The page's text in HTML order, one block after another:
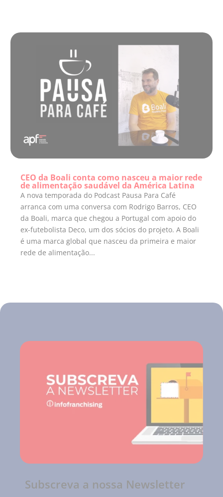
CEO da Boali conta como nasceu a maior rede
de alimentação saudável da América Latina
A nova temporada do Podcast Pausa Para Café
arranca com uma conversa com Rodrigo Barros, CEO
da Boali, marca que chegou a Portugal com apoio do
ex-futebolista Deco, um dos sócios do projeto. A Boali
é uma marca global que nasceu da primeira e maior
rede de alimentação...
Subscreva a nossa Newsletter